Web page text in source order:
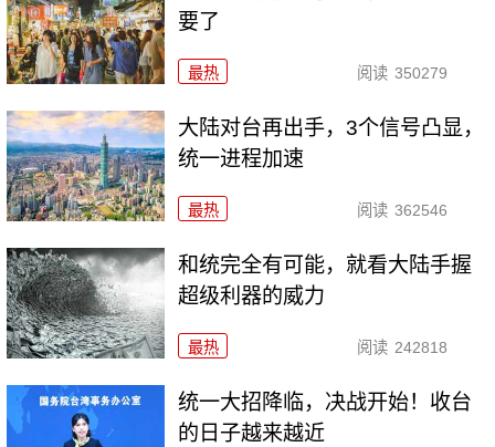
要了
最热 阅读 350279
大陆对台再出手，3个信号凸显，
统一进程加速
最热 阅读 362546
和统完全有可能，就看大陆手握
超级利器的威力
最热 阅读 242818
统一大招降临，决战开始！收台
的日子越来越近